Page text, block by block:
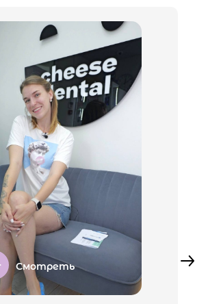
Смотреть